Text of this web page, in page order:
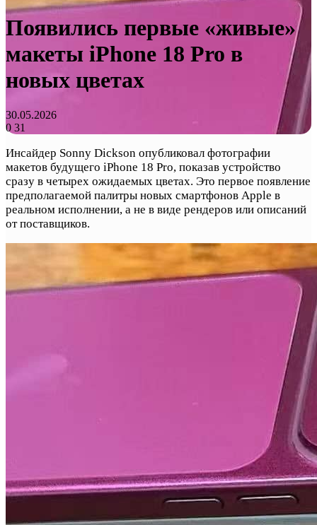
Появились первые «живые»
макеты iPhone 18 Pro в
новых цветах
30.05.2026
0 31
Инсайдер Sonny Dickson опубликовал фотографии
макетов будущего iPhone 18 Pro, показав устройство
сразу в четырех ожидаемых цветах. Это первое появление
предполагаемой палитры новых смартфонов Apple в
реальном исполнении, а не в виде рендеров или описаний
от поставщиков.